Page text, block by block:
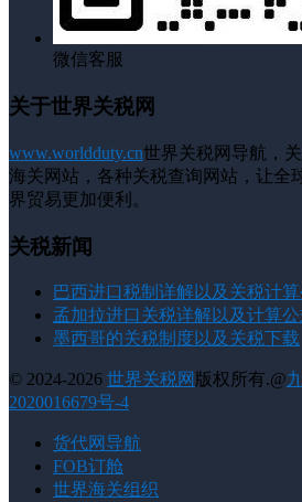
微信客服
关于世界关税网
www.worldduty.cn世界关税网导航，
海关网站，各种关税查询网站，让全
界贸易更加便利。
关税新闻
巴西进口税制详解以及关税计
孟加拉进口关税详解以及计算
墨西哥的关税制度以及关税下载
© 2024-2026 世界关税网 版权所有.@
2020016679号-4
货代网导航
FOB订舱
世界海关组织